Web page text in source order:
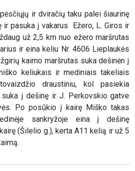
ir dviračių taku palei šiaurinę
ir pasuka į vakarus Ežero, L. Giros ir
už 2,5 km nuo ežero maršrutas
ir eina keliu Nr. 4606 Lieplaukės
kaimo maršrutas suka dešinėn į
keliukais ir mediniais takeliais
draustiniu, kol pasiekia
suka į dešinę ir J. Perkovskio gatve
Po posūkio į kairę Miško takas
sankryžoje eina į dešinę
(Šilelio g.), kerta A11 kelią ir už 5